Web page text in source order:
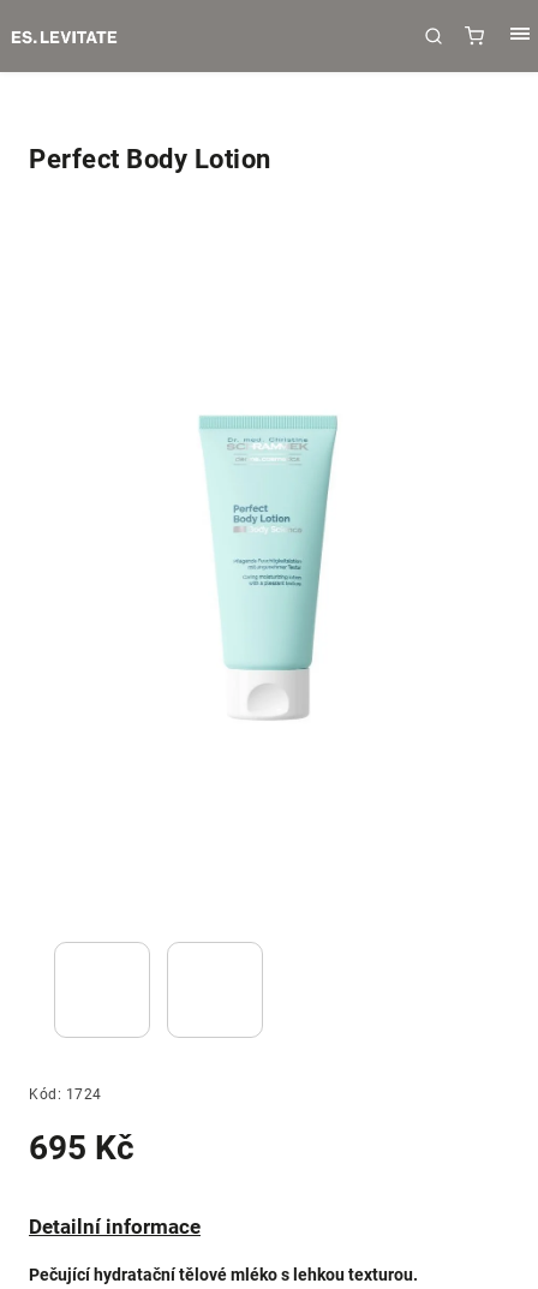
Perfect Body Lotion
Kód: 1724
695 Kč
Detailní informace
Pečující hydratační tělové mléko s lehkou texturou.